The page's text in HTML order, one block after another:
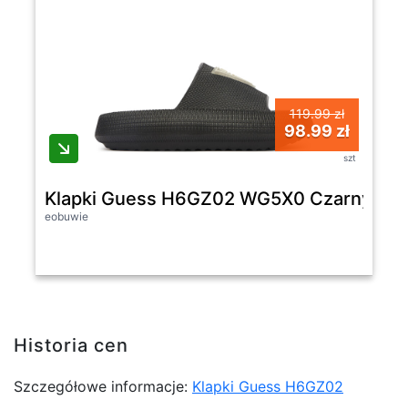
119.99 zł
98.99 zł
szt
Klapki Guess H6GZ02 WG5X0 Czarny -
eobuwie
Historia cen
Szczegółowe informacje: Klapki Guess H6GZ02